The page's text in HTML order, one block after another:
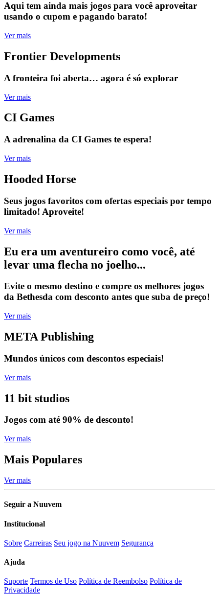
Aqui tem ainda mais jogos para você aproveitar
usando o cupom e pagando barato!
Ver mais
Frontier Developments
A fronteira foi aberta… agora é só explorar
Ver mais
CI Games
A adrenalina da CI Games te espera!
Ver mais
Hooded Horse
Seus jogos favoritos com ofertas especiais por tempo
limitado! Aproveite!
Ver mais
Eu era um aventureiro como você, até
levar uma flecha no joelho...
Evite o mesmo destino e compre os melhores jogos
da Bethesda com desconto antes que suba de preço!
Ver mais
META Publishing
Mundos únicos com descontos especiais!
Ver mais
11 bit studios
Jogos com até 90% de desconto!
Ver mais
Mais Populares
Ver mais
Seguir a Nuuvem
Institucional
Sobre Carreiras Seu jogo na Nuuvem Segurança
Ajuda
Suporte Termos de Uso Política de Reembolso Política de
Privacidade